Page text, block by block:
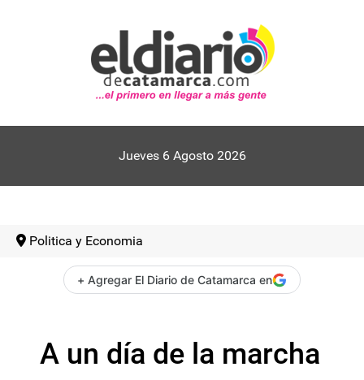
Jueves 6 Agosto 2026
Politica y Economia
+ Agregar El Diario de Catamarca en
A un día de la marcha